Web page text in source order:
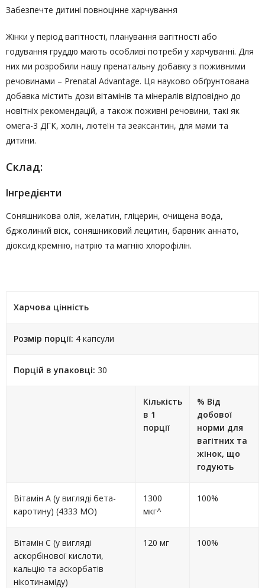
Забезпечте дитині повноцінне харчування
Жінки у період вагітності, планування вагітності або
годування груддю мають особливі потреби у харчуванні. Для
них ми розробили нашу пренатальну добавку з поживними
речовинами – Prenatal Advantage. Ця науково обґрунтована
добавка містить дози вітамінів та мінералів відповідно до
новітніх рекомендацій, а також поживні речовини, такі як
омега-3 ДГК, холін, лютеїн та зеаксантин, для мами та
дитини.
Склад:
Інгредієнти
Соняшникова олія, желатин, гліцерин, очищена вода,
бджолиний віск, соняшниковий лецитин, барвник аннато,
діоксид кремнію, натрію та магнію хлорофілін.
Харчова цінність
Розмір порції: 4 капсули
Порцій в упаковці: 30
Кількість
в 1
порції
% Від
добової
норми для
вагітних та
жінок, що
годують
Вітамін A (у вигляді бета-
каротину) (4333 МО)
1300
мкг^
100%
Вітамін С (у вигляді
аскорбінової кислоти,
кальцію та аскорбатів
нікотинаміду)
120 мг 100%